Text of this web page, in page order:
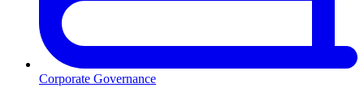
Corporate Governance